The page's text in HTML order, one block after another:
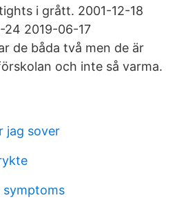
i grått. 2001-12-18
24 2019-06-17
de båda två men de är
och inte så varma.
jag sover